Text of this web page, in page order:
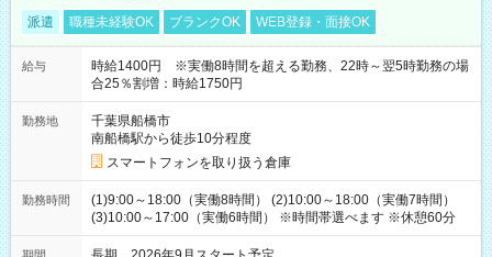
派遣 職種未経験OK ブランクOK WEB登録・面接OK
給与
時給1400円 ※実働8時間を超える勤務、22時～翌5時勤務の場
合25％割増：時給1750円
勤務地
千葉県船橋市
南船橋駅から徒歩10分程度
スマートフォンを取り扱う倉庫
勤務時間
(1)9:00～18:00（実働8時間） (2)10:00～18:00（実働7時間）
(3)10:00～17:00（実働6時間） ※時間帯選べます ※休憩60分